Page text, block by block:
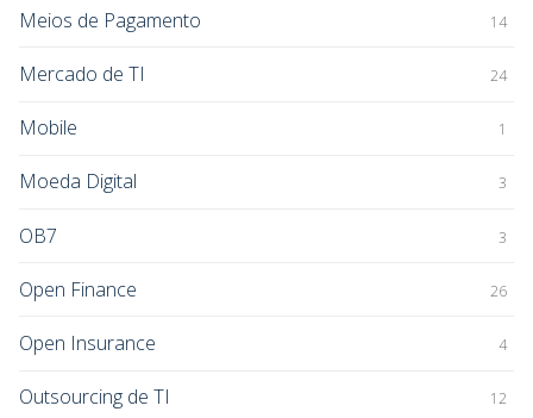
Meios de Pagamento 14
Mercado de TI 24
Mobile 1
Moeda Digital 3
OB7 3
Open Finance 26
Open Insurance 4
Outsourcing de TI 12